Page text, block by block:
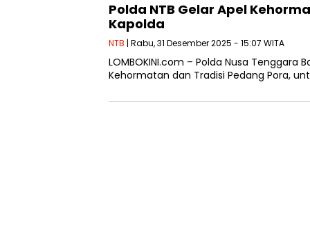
Polda NTB Gelar Apel
Kapolda
NTB | Rabu, 31 Desember 2025 - 15:07 WITA
LOMBOKINI.com – Polda Nusa
Kehormatan dan Tradisi Pedang Pora,